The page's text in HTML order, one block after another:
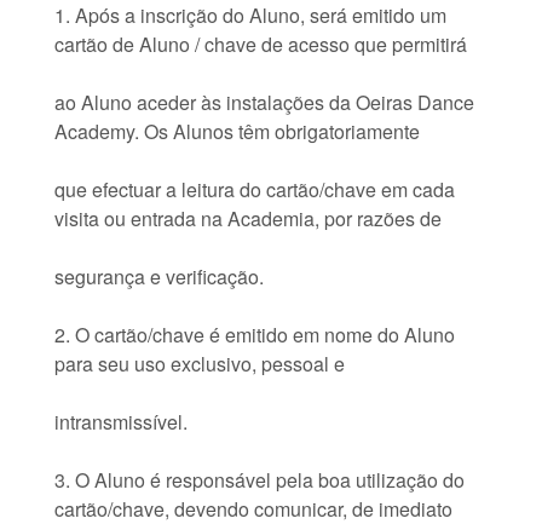
1. Após a inscrição do Aluno, será emitido um
cartão de Aluno / chave de acesso que permitirá
ao Aluno aceder às instalações da Oeiras Dance
Academy. Os Alunos têm obrigatoriamente
que efectuar a leitura do cartão/chave em cada
visita ou entrada na Academia, por razões de
segurança e verificação.
2. O cartão/chave é emitido em nome do Aluno
para seu uso exclusivo, pessoal e
intransmissível.
3. O Aluno é responsável pela boa utilização do
cartão/chave, devendo comunicar, de imediato